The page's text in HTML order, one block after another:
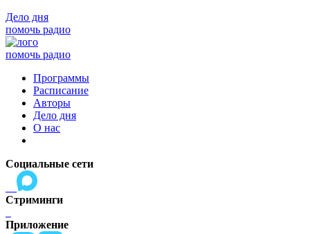
Дело дня
помочь радио
помочь радио
Программы
Расписание
Авторы
Дело дня
О нас
Социальные сети
Стриминги
Приложение